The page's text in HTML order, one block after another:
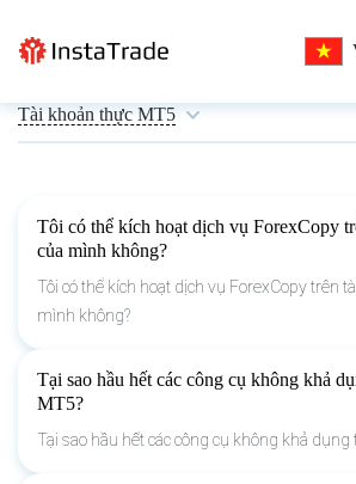
Tài khoản thực MT5
Tôi có thể kích hoạt dịch vụ ForexCopy
của mình không?
Tôi có thể kích hoạt dịch vụ ForexCopy trên
mình không?
Tại sao hầu hết các công cụ không khả
MT5?
Tại sao hầu hết các công cụ không khả